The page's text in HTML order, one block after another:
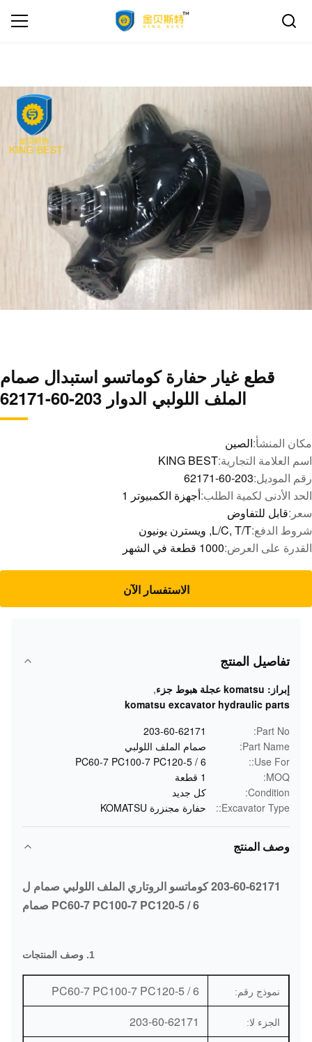
قطع غيار حفارة كوماتسو استبدال صمام
الملف اللولبي الدوار 203-60-62171
مكان المنشأ:الصين
اسم العلامة التجارية:KING BEST
رقم الموديل:203-60-62171
الحد الأدنى لكمية الطلب:أجهزة الكمبيوتر 1
سعر:قابل للتفاوض
شروط الدفع:L/C, T/T, ويسترن يونيون
القدرة على العرض:1000 قطعة في الشهر
الاستفسار الآن
تفاصيل المنتج
إبراز: komatsu عجلة هبوط جزء
,
komatsu excavator hydraulic parts
Part No:
203-60-62171
Part Name:
صمام الملف اللولبي
Use For::
PC60-7 PC100-7 PC120-5 / 6
MOQ:
1 قطعة
Condition:
كل جديد
Excavator Type::
حفارة مجنزرة KOMATSU
وصف المنتج
203-60-62171 كوماتسو الروتاري الملف اللولبي صمام ل
PC60-7 PC100-7 PC120-5 / 6 صمام
1. وصف المنتجات
نموذج رقم: PC60-7 PC100-7 PC120-5 / 6
الجزء لا:
203-60-62171